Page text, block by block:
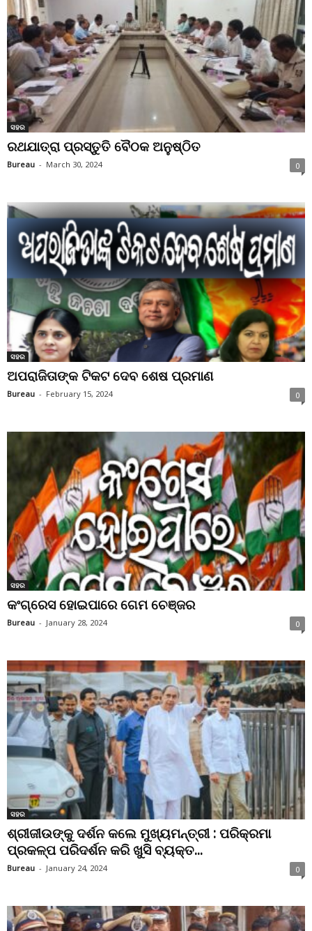
ସହର
ରଥଯାତ୍ରା ପ୍ରସ୍ତୁତି ବୈଠକ ଅନୁଷ୍ଠିତ
Bureau - March 30, 2024 0
ସହର
ଅପରାଜିତାଙ୍କ ଟିକଟ ଦେବ ଶେଷ ପ୍ରମାଣ
Bureau - February 15, 2024 0
ସହର
କଂଗ୍ରେସ ହୋଇପାରେ ଗେମ ଚେଞ୍ଜର
Bureau - January 28, 2024 0
ସହର
ଶ୍ରୀଜୀଉଙ୍କୁ ଦର୍ଶନ କଲେ ମୁଖ୍ୟମନ୍ତ୍ରୀ : ପରିକ୍ରମା
ପ୍ରକଳ୍ପ ପରିଦର୍ଶନ କରି ଖୁସି ବ୍ୟକ୍ତ...
Bureau - January 24, 2024 0